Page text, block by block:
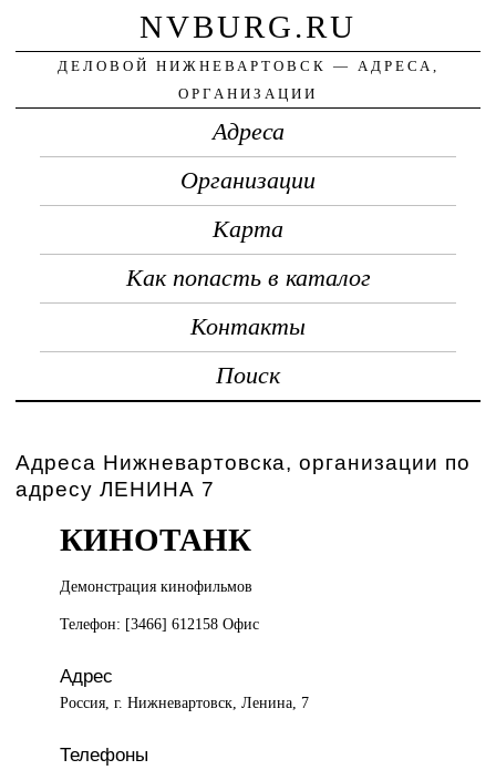
NVBURG.RU
ДЕЛОВОЙ НИЖНЕВАРТОВСК — АДРЕСА,
ОРГАНИЗАЦИИ
Адреса
Организации
Карта
Как попасть в каталог
Контакты
Поиск
Адреса Нижневартовска, организации по
адресу ЛЕНИНА 7
КИНОТАНК
Демонстрация кинофильмов
Телефон: [3466] 612158 Офис
Адрес
Россия, г. Нижневартовск, Ленина, 7
Телефоны